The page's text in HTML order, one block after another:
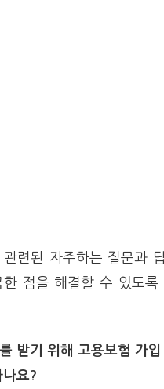
관련된 자주하는 질문과
한 점을 해결할 수 있도록
받기 위해 고용보험 가
요?